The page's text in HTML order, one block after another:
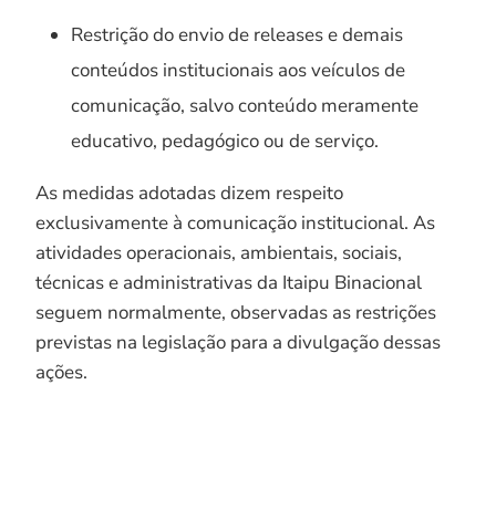
Restrição do envio de releases e demais
conteúdos institucionais aos veículos de
comunicação, salvo conteúdo meramente
educativo, pedagógico ou de serviço.
As medidas adotadas dizem respeito
exclusivamente à comunicação institucional. As
atividades operacionais, ambientais, sociais,
técnicas e administrativas da Itaipu Binacional
seguem normalmente, observadas as restrições
previstas na legislação para a divulgação dessas
ações.